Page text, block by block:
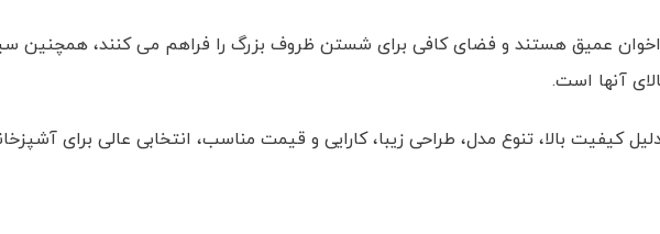
آنها است.
کیفیت بالا، تنوع مدل، طراحی زیبا، کارایی و قیمت مناسب، انتخابی عالی برای